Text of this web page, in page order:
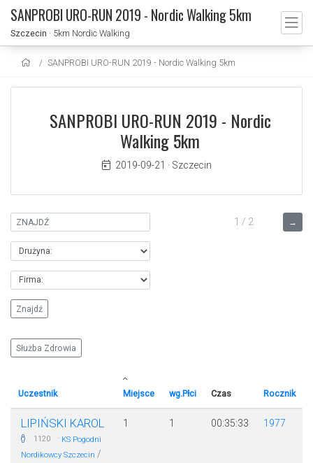
SANPROBI URO-RUN 2019 - Nordic Walking 5km
Szczecin · 5km Nordic Walking
SANPROBI URO-RUN 2019 - Nordic Walking 5km
SANPROBI URO-RUN 2019 - Nordic
Walking 5km
2019-09-21 · Szczecin
→
1 / 2
Służba Zdrowia
Uczestnik Miejsce wg.Płci Czas Rocznik
LIPIŃSKI KAROL
1120 · KS Pogodni
Nordikowcy Szczecin /
1 1 00:35:33 1977